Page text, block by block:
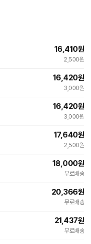
16,410원
2,500원
16,420원
3,000원
16,420원
3,000원
17,640원
2,500원
18,000원
무료배송
20,366원
무료배송
21,437원
무료배송